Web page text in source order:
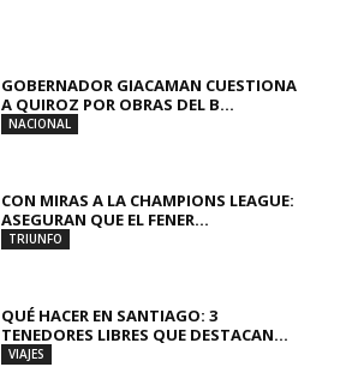
GOBERNADOR GIACAMAN CUESTIONA
A QUIROZ POR OBRAS DEL B...
NACIONAL
CON MIRAS A LA CHAMPIONS LEAGUE:
ASEGURAN QUE EL FENER...
TRIUNFO
QUÉ HACER EN SANTIAGO: 3
TENEDORES LIBRES QUE DESTACAN...
VIAJES